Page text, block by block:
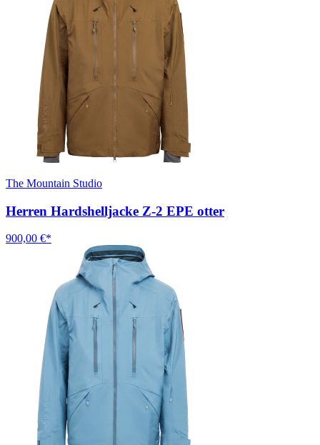
The Mountain Studio
Herren Hardshelljacke Z-2 EPE otter
900,00 €*